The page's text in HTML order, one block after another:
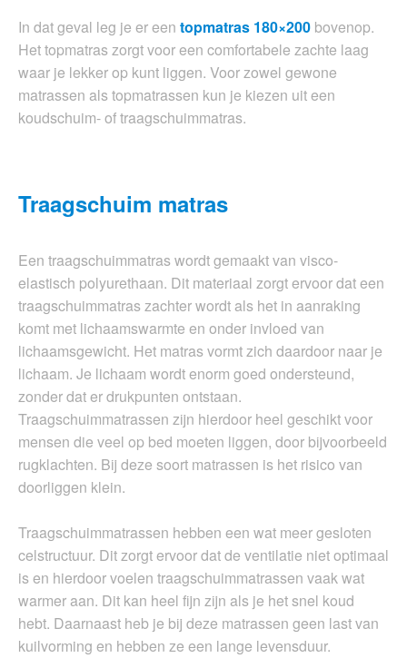
In dat geval leg je er een topmatras 180×200 bovenop.
Het topmatras zorgt voor een comfortabele zachte laag
waar je lekker op kunt liggen. Voor zowel gewone
matrassen als topmatrassen kun je kiezen uit een
koudschuim- of traagschuimmatras.
Traagschuim matras
Een traagschuimmatras wordt gemaakt van visco-
elastisch polyurethaan. Dit materiaal zorgt ervoor dat een
traagschuimmatras zachter wordt als het in aanraking
komt met lichaamswarmte en onder invloed van
lichaamsgewicht. Het matras vormt zich daardoor naar je
lichaam. Je lichaam wordt enorm goed ondersteund,
zonder dat er drukpunten ontstaan.
Traagschuimmatrassen zijn hierdoor heel geschikt voor
mensen die veel op bed moeten liggen, door bijvoorbeeld
rugklachten. Bij deze soort matrassen is het risico van
doorliggen klein.
Traagschuimmatrassen hebben een wat meer gesloten
celstructuur. Dit zorgt ervoor dat de ventilatie niet optimaal
is en hierdoor voelen traagschuimmatrassen vaak wat
warmer aan. Dit kan heel fijn zijn als je het snel koud
hebt. Daarnaast heb je bij deze matrassen geen last van
kuilvorming en hebben ze een lange levensduur.